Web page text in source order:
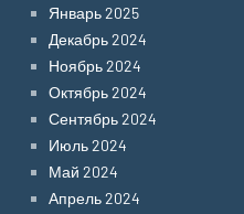
Январь 2025
Декабрь 2024
Ноябрь 2024
Октябрь 2024
Сентябрь 2024
Июль 2024
Май 2024
Апрель 2024